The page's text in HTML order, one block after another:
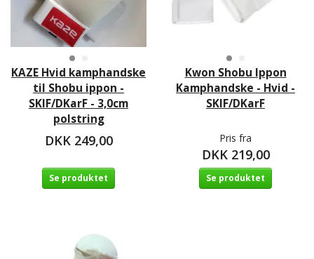
KAZE Hvid kamphandske
til Shobu ippon -
SKIF/DKarF - 3,0cm
polstring
DKK 249,00
Se produktet
Kwon Shobu Ippon
Kamphandske - Hvid -
SKIF/DKarF
Pris fra
DKK 219,00
Se produktet